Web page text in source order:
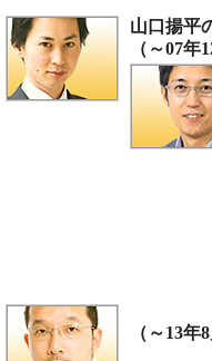
山口揚平
（～07年
（～13年8